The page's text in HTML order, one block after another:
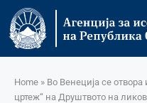
Home » Во Венеција се
цртеж“ на Друштвото на